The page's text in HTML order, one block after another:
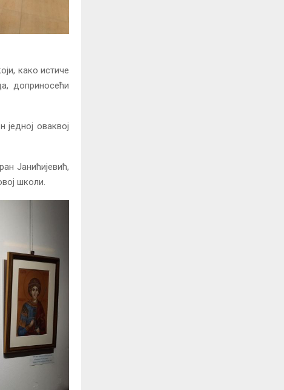
како истиче
доприносећи
оваквој
Јанићијевић,
школи.